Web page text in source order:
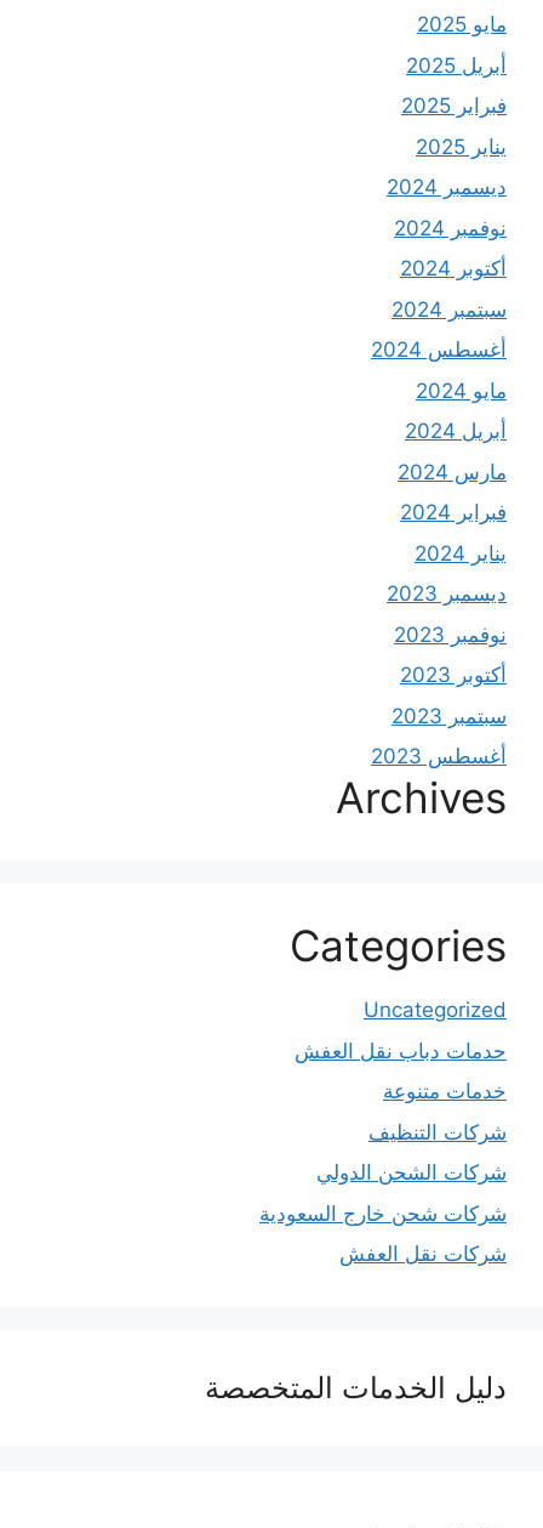
مايو 2025
أبريل 2025
فبراير 2025
يناير 2025
ديسمبر 2024
نوفمبر 2024
أكتوبر 2024
سبتمبر 2024
أغسطس 2024
مايو 2024
أبريل 2024
مارس 2024
فبراير 2024
يناير 2024
ديسمبر 2023
نوفمبر 2023
أكتوبر 2023
سبتمبر 2023
أغسطس 2023
Archives
Categories
Uncategorized
حدمات دباب نقل العفش
خدمات متنوعة
شركات التنظيف
شركات الشحن الدولي
شركات شحن خارج السعودية
شركات نقل العفش
دليل الخدمات المتخصصة